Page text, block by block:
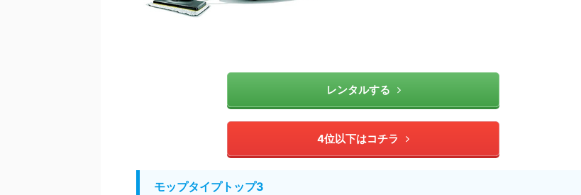
レンタルする
4位以下はコチラ
モップタイプトップ3